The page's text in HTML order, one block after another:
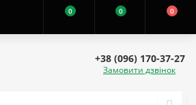
0 0 0
+38 (096) 170-37-27
Замовити дзвінок